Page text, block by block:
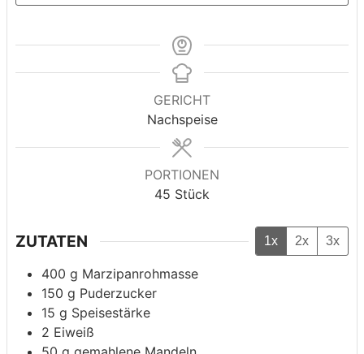
GERICHT
Nachspeise
PORTIONEN
45 Stück
ZUTATEN 1x 2x 3x
400 g Marzipanrohmasse
150 g Puderzucker
15 g Speisestärke
2 Eiweiß